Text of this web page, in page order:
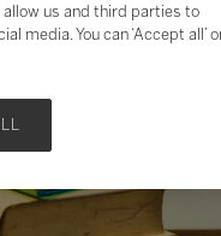
allow us and third parties to
media. You can ‘Accept all’